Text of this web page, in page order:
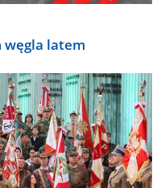
węgla latem